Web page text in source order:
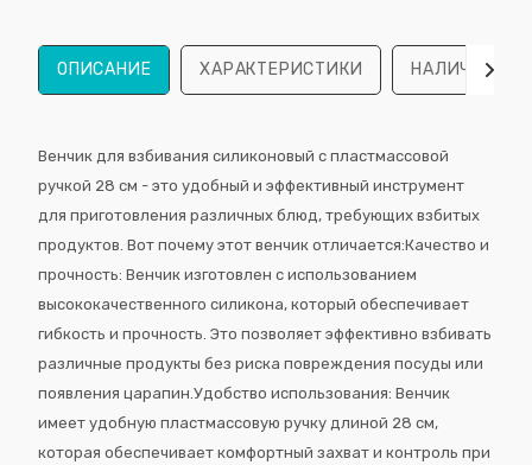
ОПИСАНИЕ ХАРАКТЕРИСТИКИ НАЛИЧИЕ
Венчик для взбивания силиконовый с пластмассовой
ручкой 28 см - это удобный и эффективный инструмент
для приготовления различных блюд, требующих взбитых
продуктов. Вот почему этот венчик отличается:Качество и
прочность: Венчик изготовлен с использованием
высококачественного силикона, который обеспечивает
гибкость и прочность. Это позволяет эффективно взбивать
различные продукты без риска повреждения посуды или
появления царапин.Удобство использования: Венчик
имеет удобную пластмассовую ручку длиной 28 см,
которая обеспечивает комфортный захват и контроль при